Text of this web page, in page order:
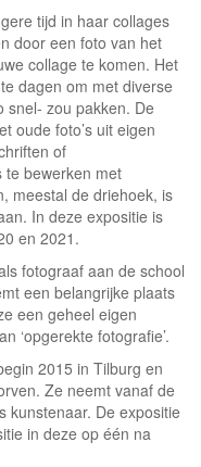
tijd in haar collages
door een foto van het
collage te komen. Het
dagen om met diverse
snel- zou pakken. De
oude foto’s uit eigen
of
te bewerken met
meestal de driehoek, is
In deze expositie is
en 2021.
fotograaf aan de school
een belangrijke plaats
een geheel eigen
‘opgerekte fotografie’.
2015 in Tilburg en
Ze neemt vanaf de
kunstenaar. De expositie
in deze op één na